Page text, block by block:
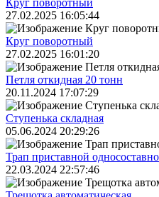
Круг поворотный
27.02.2025 16:05:44
Круг поворотный
27.02.2025 16:01:20
Петля откидная 20 тонн
20.11.2024 17:07:29
Ступенька складная
05.06.2024 20:29:26
Трап приставной
22.03.2024 22:57:46